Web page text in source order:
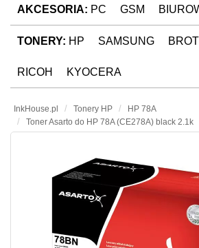
AKCESORIA: PC GSM
TONERY: HP SAMSUNG
RICOH KYOCERA
InkHouse.pl Tonery HP
HP 78A
Toner Asarto do HP 78A (CE278A) black 2.1k